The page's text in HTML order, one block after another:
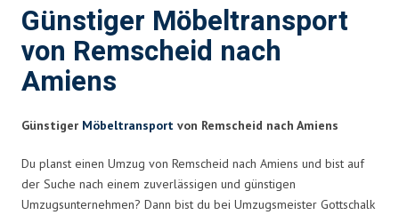
Günstiger Möbeltransport
von Remscheid nach
Amiens
Günstiger Möbeltransport von Remscheid nach Amiens
Du planst einen Umzug von Remscheid nach Amiens und bist auf
der Suche nach einem zuverlässigen und günstigen
Umzugsunternehmen? Dann bist du bei Umzugsmeister Gottschalk